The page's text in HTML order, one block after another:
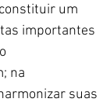
um
importantes
na
suas